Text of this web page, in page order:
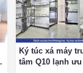
Ký túc xá máy
tâm Q10 lạnh